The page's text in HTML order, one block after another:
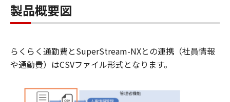
製品概要図
らくらく通勤費とSuperStream-NXとの連携（社員情報
や通勤費）はCSVファイル形式となります。